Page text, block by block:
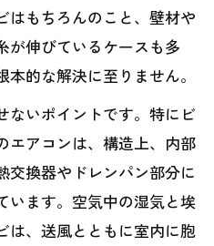
はもちろんのこと、壁材や
が伸びているケースも多
的な解決に至りません。
ないポイントです。特にビ
エアコンは、構造上、内部
交換器やドレンパン部分に
います。空気中の湿気と埃
は、送風とともに室内に胞